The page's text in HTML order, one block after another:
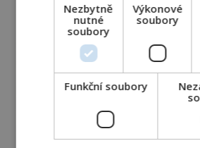
Nezbytně
nutné
soubory
Výkonové
soubory
Funkční soubory